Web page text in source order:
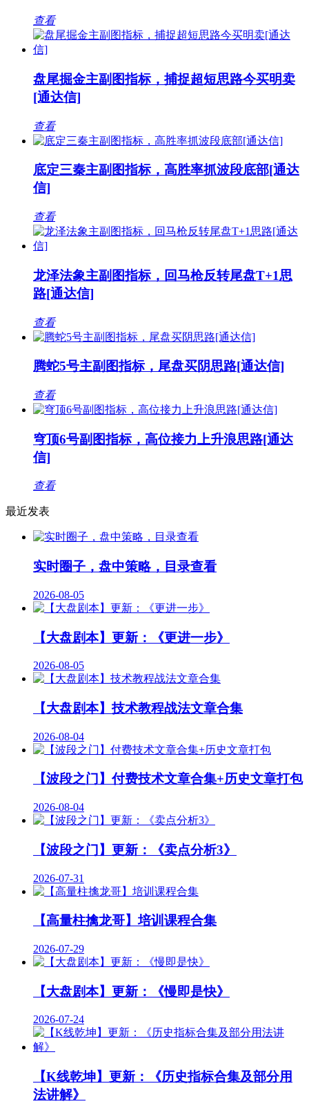
查看
盘尾掘金主副图指标，捕捉超短思路今买明卖
[通达信]
查看
底定三秦主副图指标，高胜率抓波段底部[通达
信]
查看
龙泽法象主副图指标，回马枪反转尾盘T+1思
路[通达信]
查看
腾蛇5号主副图指标，尾盘买阴思路[通达信]
查看
穹顶6号副图指标，高位接力上升浪思路[通达
信]
查看
最近发表
实时圈子，盘中策略，目录查看
2026-08-05
【大盘剧本】更新：《更进一步》
2026-08-05
【大盘剧本】技术教程战法文章合集
2026-08-04
【波段之门】付费技术文章合集+历史文章打包
2026-08-04
【波段之门】更新：《卖点分析3》
2026-07-31
【高量柱擒龙哥】培训课程合集
2026-07-29
【大盘剧本】更新：《慢即是快》
2026-07-24
【K线乾坤】更新：《历史指标合集及部分用
法讲解》